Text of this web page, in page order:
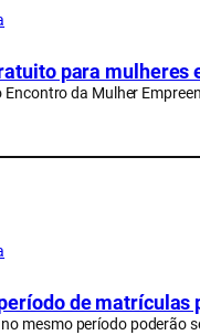
para mulheres
da Mulher
de matrículas
mesmo período poderão